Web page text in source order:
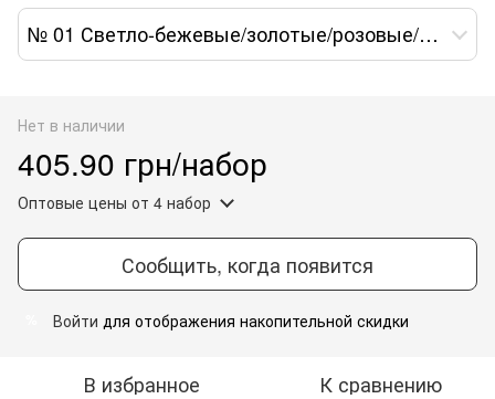
№ 01 Светло-бежевые/золотые/розовые/кирпичные
Нет в наличии
405.90 грн/набор
Оптовые цены от 4 набор
Сообщить, когда появится
Войти для отображения накопительной скидки
В избранное К сравнению